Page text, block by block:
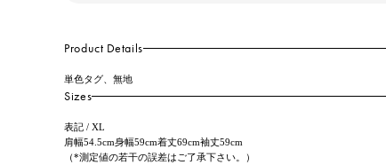
Product Details
単色タグ、無地
Sizes
表記 / XL
肩幅54.5cm身幅59cm着丈69cm袖丈59cm
（*測定値の若干の誤差はご了承下さい。）